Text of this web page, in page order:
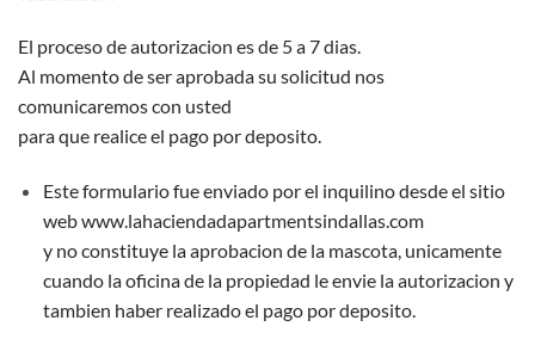
El proceso de autorizacion es de 5 a 7 dias.
Al momento de ser aprobada su solicitud nos
comunicaremos con usted
para que realice el pago por deposito.
Este formulario fue enviado por el inquilino desde el sitio
webwww.lahaciendadapartmentsindallas.com
y no constituye la aprobacion de la mascota, unicamente
cuando la oficina de la propiedad le envie la autorizacion y
tambien haber realizado el pago por deposito.